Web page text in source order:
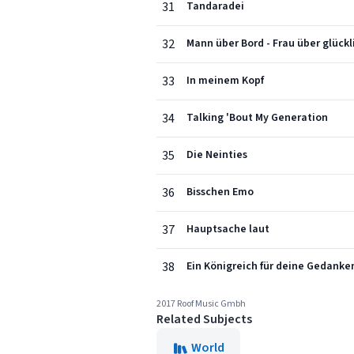
31 Tandaradei
32 Mann über Bord - Frau über
33 In meinem Kopf
34 Talking 'Bout My Generation
35 Die Neinties
36 Bisschen Emo
37 Hauptsache laut
38 Ein Königreich für deine
2017 Roof Music Gmbh
Related Subjects
World